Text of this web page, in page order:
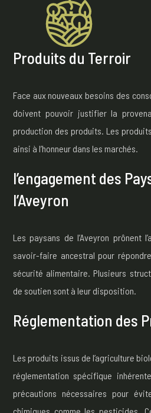
Produits du Terroir
Face aux nouveaux besoins des
doivent pouvoir justifier la
production des produits. Les
ainsi à l’honneur dans les marchés.
l’engagement des
l’Aveyron
Les paysans de l’Aveyron prônent
savoir-faire ancestral pour
sécurité alimentaire. Plusieurs
de soutien sont à leur disposition.
Réglementation des
Les produits issus de l’agriculture
réglementation spécifique
précautions nécessaires pour